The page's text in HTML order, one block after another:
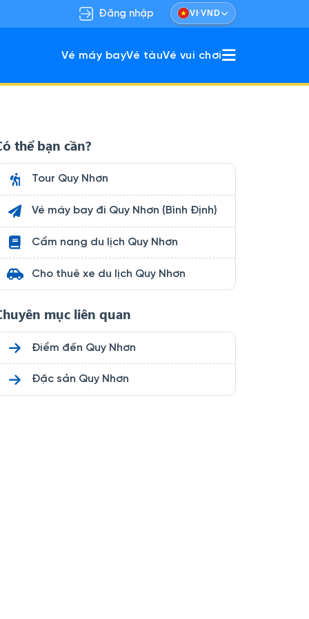
Đăng nhập VI ·VND
Vé máy bayVé tàuVé vui chơi
thể bạn cần?
Tour Quy Nhơn
Vé máy bay đi Quy Nhơn (Bình Định)
Cẩm nang du lịch Quy Nhơn
Cho thuê xe du lịch Quy Nhơn
mục liên quan
Điểm đến Quy Nhơn
Đặc sản Quy Nhơn